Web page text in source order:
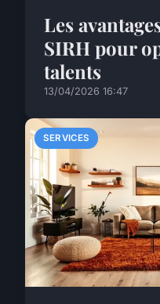
Les
SIRH pour
talents
13/04/2026 16:47
SERVICES